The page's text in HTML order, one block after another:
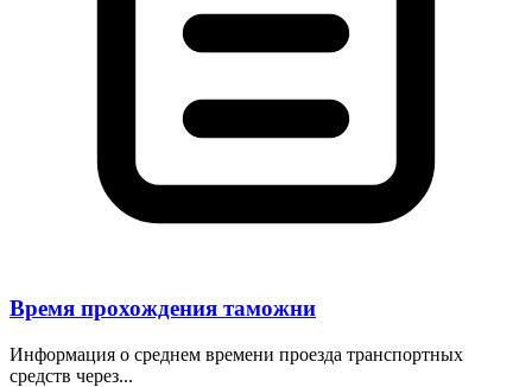
Время прохождения таможни
Информация о среднем времени проезда транспортных
средств через...